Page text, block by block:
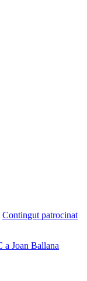
Contingut patrocinat